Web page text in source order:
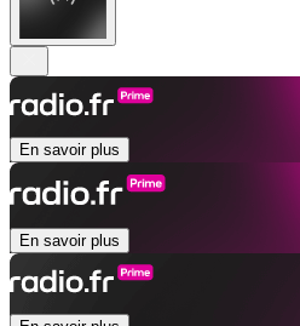
En savoir plus
En savoir plus